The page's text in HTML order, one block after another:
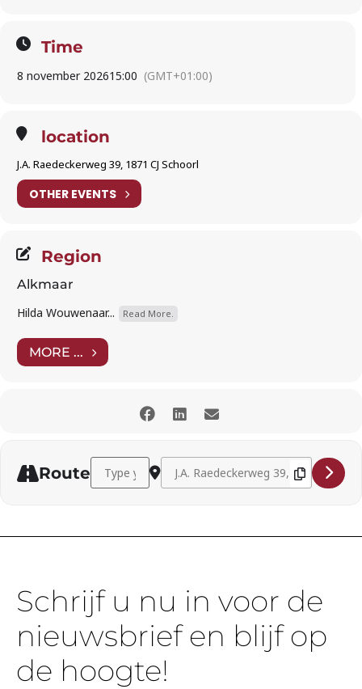
Time
8 november 202615:00 (GMT+01:00)
location
J.A. Raedeckerweg 39, 1871 CJ Schoorl
OTHER EVENTS
Region
Alkmaar
Hilda Wouwenaar...
Read More.
MORE ...
Route
Address - Members-for-members concert Alkmaar
Destination Address - Members-for-
Schrijf u nu in voor de
nieuwsbrief en blijf op
de hoogte!